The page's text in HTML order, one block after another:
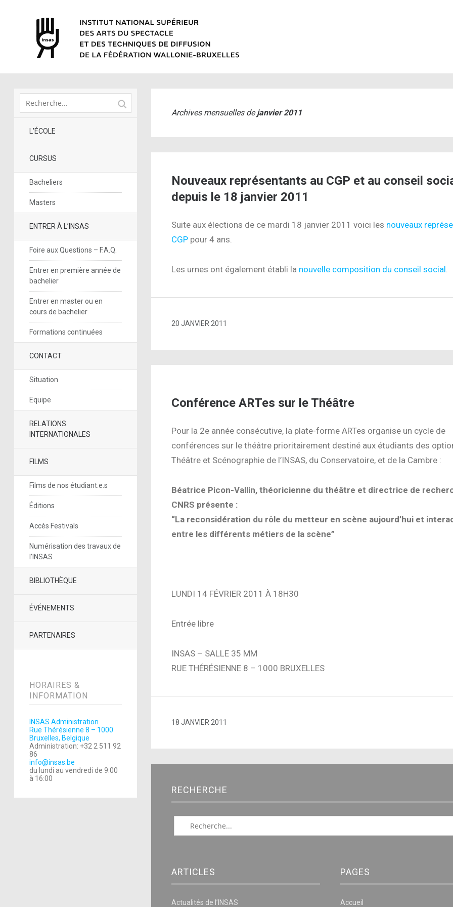
L’ÉCOLE
CURSUS
Bacheliers
Masters
ENTRER À L’INSAS
Foire aux Questions – F.A.Q.
Entrer en première année de
bachelier
Entrer en master ou en
cours de bachelier
Formations continuées
CONTACT
Situation
Equipe
RELATIONS
INTERNATIONALES
FILMS
Films de nos étudiant.e.s
Éditions
Accès Festivals
Numérisation des travaux de
l’INSAS
BIBLIOTHÈQUE
ÉVÉNEMENTS
PARTENAIRES
HORAIRES &
INFORMATION
INSAS Administration
Rue Thérésienne 8 – 1000
Bruxelles, Belgique
Administration: +32 2 511 92
86
info@insas.be
du lundi au vendredi de 9:00
à 16:00
Archives mensuelles dejanvier 2011
Nouveaux représentants au CGP et au conseil
depuis le 18 janvier 2011
Suite aux élections de ce mardi 18 janvier 2011 voici les nouveaux
CGPpour 4 ans.
Les urnes ont également établi la nouvelle composition du conseil social.
20 JANVIER 2011
Conférence ARTes sur le Théâtre
Pour la 2e année consécutive, la plate-forme ARTes organise un cycle de
conférences sur le théâtre prioritairement destiné aux étudiants des
Théâtre et Scénographie de l’INSAS, du Conservatoire, et de la Cambre :
Béatrice Picon-Vallin, théoricienne du théâtre et directrice de
CNRS présente :
“La reconsidération du rôle du metteur en scène aujourd’hui et
entre les différents métiers de la scène”
LUNDI 14 FÉVRIER 2011 À 18H30
Entrée libre
INSAS – SALLE 35 MM
RUE THÉRÉSIENNE 8 – 1000 BRUXELLES
18 JANVIER 2011
RECHERCHE
ARTICLES
Actualités de l’INSAS
PAGES
Accueil